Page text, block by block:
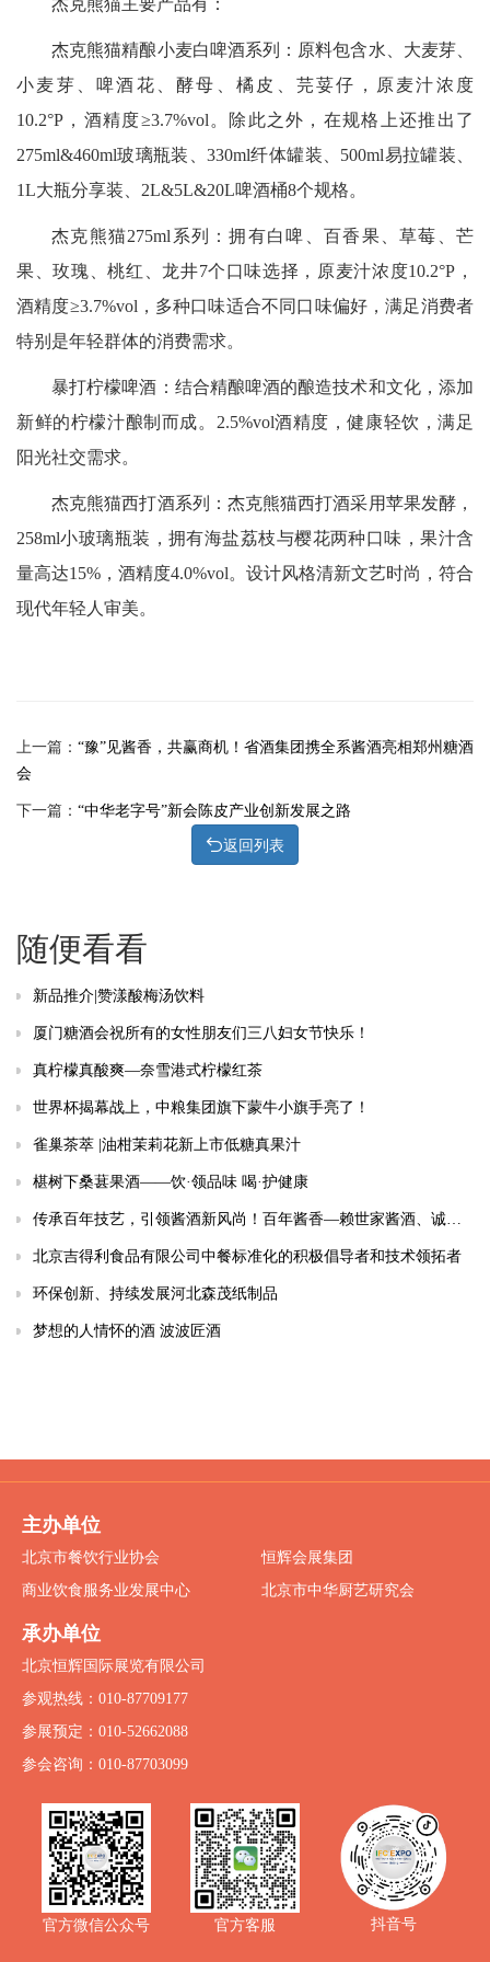
杰克熊猫精酿小麦白啤酒系列：原料包含水、大麦芽、
小麦芽、啤酒花、酵母、橘皮、芫荽仔，原麦汁浓度
10.2°P，酒精度≥3.7%vol。除此之外，在规格上还推出了
275ml&460ml玻璃瓶装、330ml纤体罐装、500ml易拉罐装、
1L大瓶分享装、2L&5L&20L啤酒桶8个规格。
杰克熊猫275ml系列：拥有白啤、百香果、草莓、芒
果、玫瑰、桃红、龙井7个口味选择，原麦汁浓度10.2°P，
酒精度≥3.7%vol，多种口味适合不同口味偏好，满足消费者
特别是年轻群体的消费需求。
暴打柠檬啤酒：结合精酿啤酒的酿造技术和文化，添加
新鲜的柠檬汁酿制而成。2.5%vol酒精度，健康轻饮，满足
阳光社交需求。
杰克熊猫西打酒系列：杰克熊猫西打酒采用苹果发酵，
258ml小玻璃瓶装，拥有海盐荔枝与樱花两种口味，果汁含
量高达15%，酒精度4.0%vol。设计风格清新文艺时尚，符合
现代年轻人审美。
上一篇： “豫”见酱香，共赢商机！省酒集团携全系酱酒亮相郑州糖酒
会
下一篇： “中华老字号”新会陈皮产业创新发展之路
返回列表
随便看看
新品推介|赞漾酸梅汤饮料
厦门糖酒会祝所有的女性朋友们三八妇女节快乐！
真柠檬真酸爽—奈雪港式柠檬红茶
世界杯揭幕战上，中粮集团旗下蒙牛小旗手亮了！
雀巢茶萃 |油柑茉莉花新上市低糖真果汁
椹树下桑葚果酒——饮·领品味 喝·护健康
传承百年技艺，引领酱酒新风尚！百年酱香—赖世家酱酒、诚邀共鉴、品鉴合作！
北京吉得利食品有限公司中餐标准化的积极倡导者和技术领拓者
环保创新、持续发展河北森茂纸制品
梦想的人情怀的酒 波波匠酒
主办单位
北京市餐饮行业协会
恒辉会展集团
商业饮食服务业发展中心
北京市中华厨艺研究会
承办单位
北京恒辉国际展览有限公司
参观热线：010-87709177
参展预定：010-52662088
参会咨询：010-87703099
官方微信公众号 官方客服 抖音号